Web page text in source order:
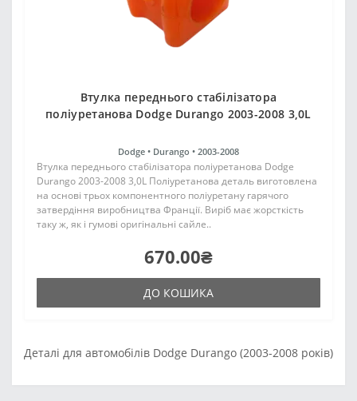
Втулка переднього стабілізатора
поліуретанова Dodge Durango 2003-2008 3,0L
Dodge • Durango • 2003-2008
Втулка переднього стабілізатора поліуретанова Dodge
Durango 2003-2008 3,0L Поліуретанова деталь виготовлена
на основі трьох компонентного поліуретану гарячого
затвердіння виробництва Франції. Виріб має жорсткість
таку ж, як і гумові оригінальні сайле..
670.00₴
ДО КОШИКА
Деталі для автомобілів Dodge Durango (2003-2008 років)